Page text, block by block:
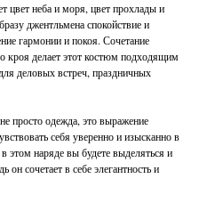
цвет неба и моря, цвет прохлады и
джентльмена спокойствие и
гармонии и покоя. Сочетание
кроя делает этот костюм подходящим
деловых встреч, праздничных
просто одежда, это выражение
себя уверенно и изысканно в
этом наряде вы будете выделяться и
он сочетает в себе элегантность и